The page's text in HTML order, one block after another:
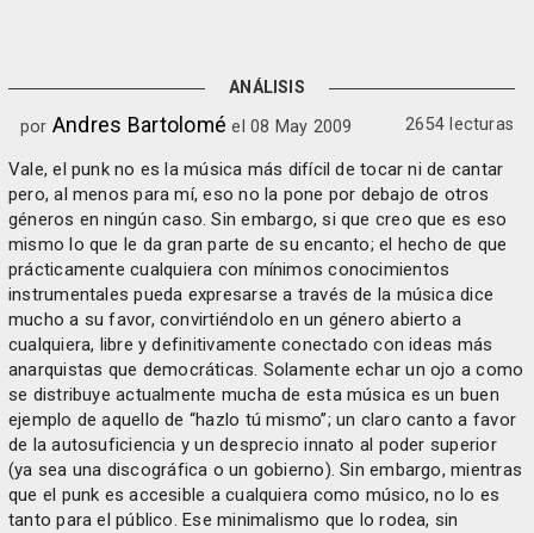
ANÁLISIS
por Andres Bartoloméel 08 May 2009 2654 lecturas
Vale, el punk no es la música más difícil de tocar ni de cantar
pero, al menos para mí, eso no la pone por debajo de otros
géneros en ningún caso. Sin embargo, si que creo que es eso
mismo lo que le da gran parte de su encanto; el hecho de que
prácticamente cualquiera con mínimos conocimientos
instrumentales pueda expresarse a través de la música dice
mucho a su favor, convirtiéndolo en un género abierto a
cualquiera, libre y definitivamente conectado con ideas más
anarquistas que democráticas. Solamente echar un ojo a como
se distribuye actualmente mucha de esta música es un buen
ejemplo de aquello de “hazlo tú mismo”; un claro canto a favor
de la autosuficiencia y un desprecio innato al poder superior
(ya sea una discográfica o un gobierno). Sin embargo, mientras
que el punk es accesible a cualquiera como músico, no lo es
tanto para el público. Ese minimalismo que lo rodea, sin